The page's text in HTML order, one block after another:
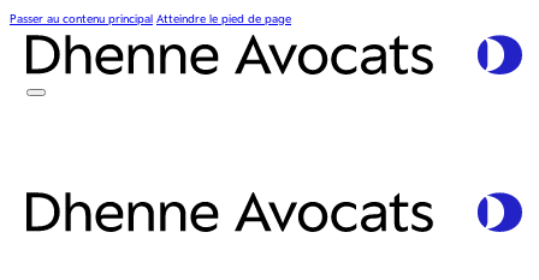
Passer au contenu principal Atteindre le pied de page